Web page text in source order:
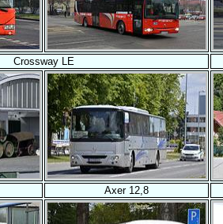
Crossway LE
Axer 12,8